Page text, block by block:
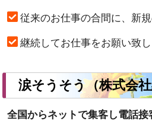
従来のお仕事の合間に、新
継続してお仕事をお願い致し
涙そうそう（株式会
全国からネットで集客し電話接